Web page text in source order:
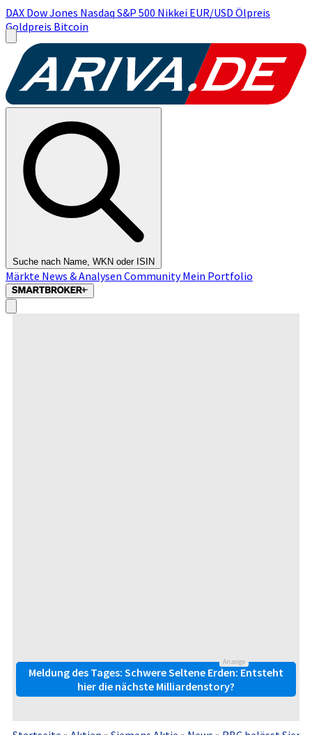
DAX Dow Jones Nasdaq S&P 500 Nikkei EUR/USD Ölpreis
Goldpreis Bitcoin
Suche nach Name, WKN oder ISIN
Märkte News & Analysen CommunityMein Portfolio
Anzeige
Meldung des Tages: Schwere Seltene Erden: Entsteht
hier die nächste Milliardenstory?